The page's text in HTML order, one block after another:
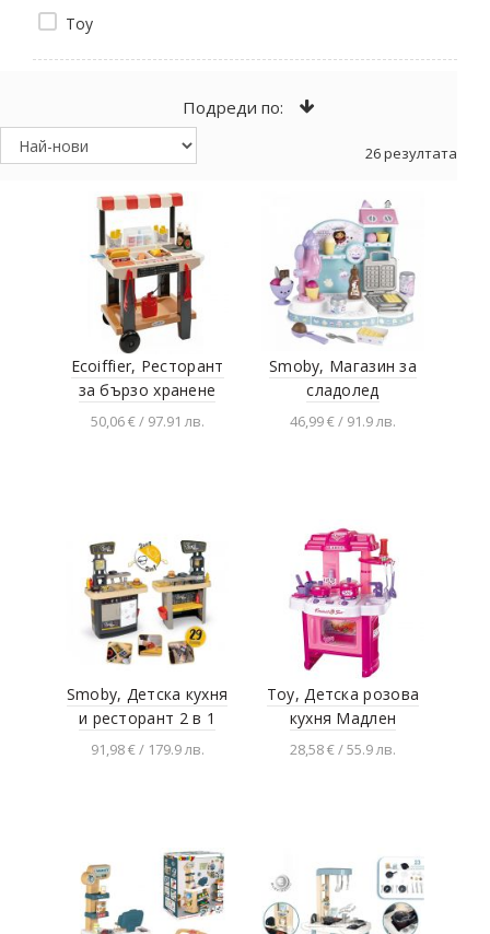
Toy
Подреди по:
26 резултата
Ecoiffier, Ресторант
за бързо хранене
50,06 € / 97.91 лв.
Smoby, Магазин за
сладолед
46,99 € / 91.9 лв.
Smoby, Детска кухня
и ресторант 2 в 1
91,98 € / 179.9 лв.
Toy, Детска розова
кухня Мадлен
28,58 € / 55.9 лв.